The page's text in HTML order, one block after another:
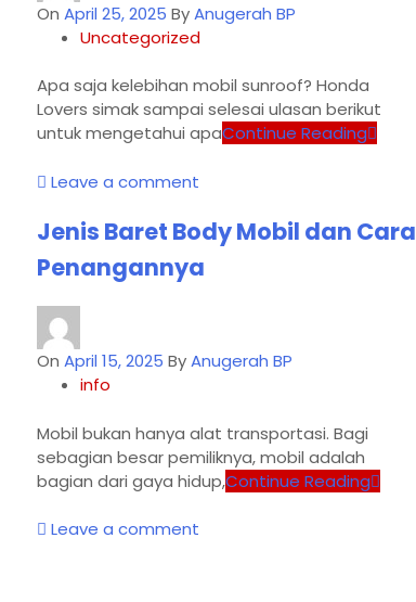
On April 25, 2025 ByAnugerah BP
Uncategorized
Apa saja kelebihan mobil sunroof? Honda
Lovers simak sampai selesai ulasan berikut
untuk mengetahui apaContinue Reading
Leave a comment
Jenis Baret Body Mobil dan Cara
Penangannya
On April 15, 2025 ByAnugerah BP
info
Mobil bukan hanya alat transportasi. Bagi
sebagian besar pemiliknya, mobil adalah
bagian dari gaya hidup,Continue Reading
Leave a comment